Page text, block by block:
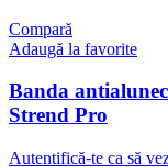
Compară
Adaugă la favorite
Banda
Strend Pro
Autentifică-te ca să